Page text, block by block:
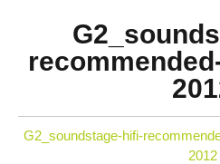
G2_soundstage-hifi-
2012